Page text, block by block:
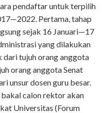
pendaftar untuk terpilih
Pertama, tahap
sejak 16 Januari—17
yang dilakukan
dari tujuh orang anggota
orang anggota Senat
unsur dosen guru besar.
calon rektor akan
Universitas (Forum